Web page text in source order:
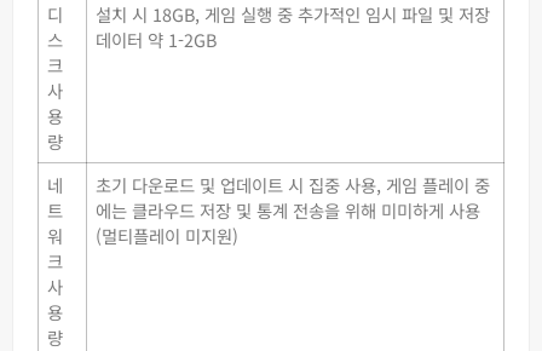
디
스
크
사
용
량
설치 시 18GB, 게임 실행 중 추가적인 임시 파일 및 저장
데이터 약 1-2GB
네
트
워
크
사
용
량
초기 다운로드 및 업데이트 시 집중 사용, 게임 플레이 중
에는 클라우드 저장 및 통계 전송을 위해 미미하게 사용
(멀티플레이 미지원)